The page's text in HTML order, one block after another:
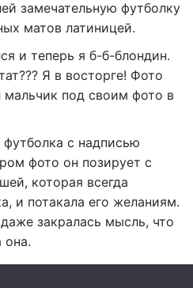
замечательную футболку
матов латиницей.
и теперь я б-б-блондин.
Я в восторге! Фото
мальчик под своим фото в
с надписью
фото он позирует с
которая всегда
и потакала его желаниям.
закралась мысль, что
она.